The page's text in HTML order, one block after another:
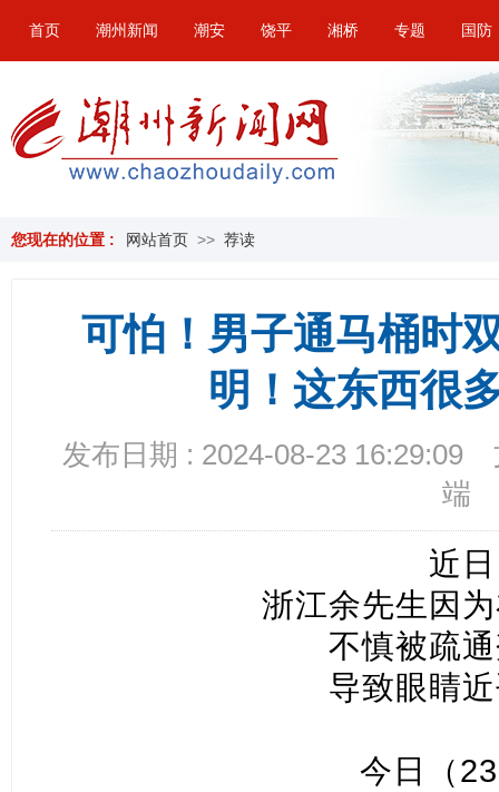
首页 潮州新闻 潮安 饶平 湘桥 专题 国防
您现在的位置 : 网站首页 >> 荐读
可怕！男子通马桶时
明！这东西很
发布日期 : 2024-08-23 16:29:09
端
近日
浙江余先生因
不慎被疏
导致眼睛
今日（